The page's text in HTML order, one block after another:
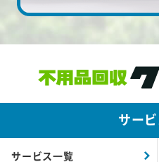
サー
サービス一覧